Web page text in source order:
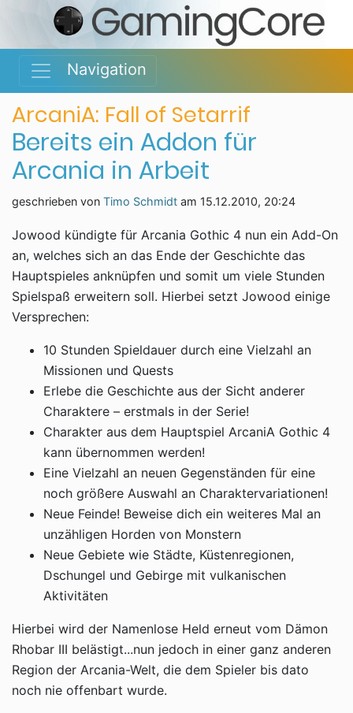
Navigation
ArcaniA: Fall of Setarrif
Bereits ein Addon für
Arcania in Arbeit
geschrieben von Timo Schmidt am 15.12.2010, 20:24
Jowood kündigte für Arcania Gothic 4 nun ein Add-On
an, welches sich an das Ende der Geschichte das
Hauptspieles anknüpfen und somit um viele Stunden
Spielspaß erweitern soll. Hierbei setzt Jowood einige
Versprechen:
10 Stunden Spieldauer durch eine Vielzahl an
Missionen und Quests
Erlebe die Geschichte aus der Sicht anderer
Charaktere – erstmals in der Serie!
Charakter aus dem Hauptspiel ArcaniA Gothic 4
kann übernommen werden!
Eine Vielzahl an neuen Gegenständen für eine
noch größere Auswahl an Charaktervariationen!
Neue Feinde! Beweise dich ein weiteres Mal an
unzähligen Horden von Monstern
Neue Gebiete wie Städte, Küstenregionen,
Dschungel und Gebirge mit vulkanischen
Aktivitäten
Hierbei wird der Namenlose Held erneut vom Dämon
Rhobar III belästigt...nun jedoch in einer ganz anderen
Region der Arcania-Welt, die dem Spieler bis dato
noch nie offenbart wurde.